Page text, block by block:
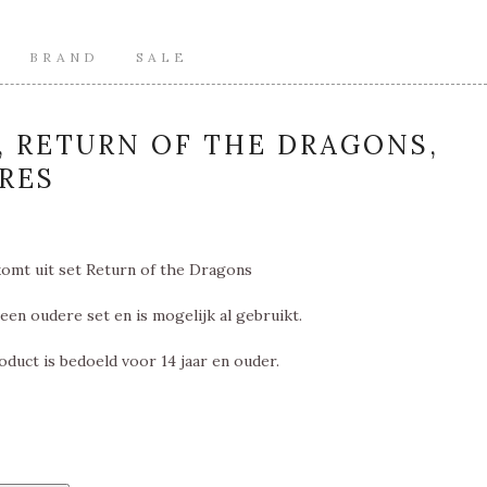
BRAND SALE
RETURN OF THE DRAGONS,
uit set Return of the Dragons
oudere set en is mogelijk al gebruikt.
is bedoeld voor 14 jaar en ouder.